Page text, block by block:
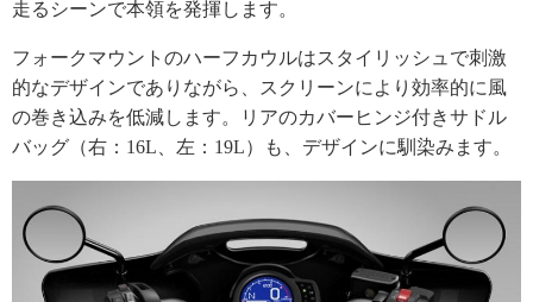
走るシーンで本領を発揮します。
フォークマウントのハーフカウルはスタイリッシュで刺激
的なデザインでありながら、スクリーンにより効率的に風
の巻き込みを低減します。リアのカバーヒンジ付きサドル
バッグ（右：16L、左：19L）も、デザインに馴染みます。